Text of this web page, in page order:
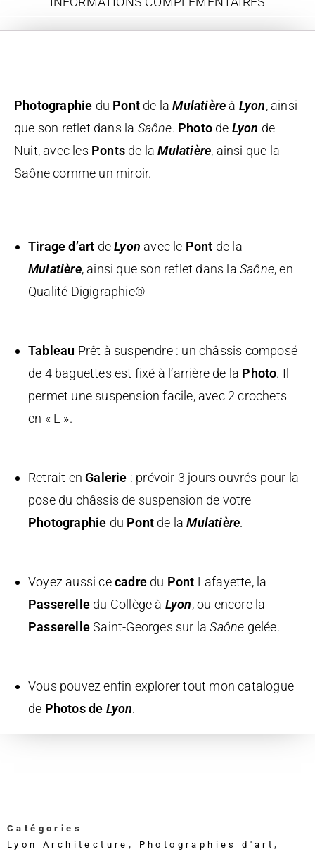
Photographie du Pont de laMulatière à Lyon, ainsi
que son reflet dans la Saône. Photo de Lyon de
Nuit, avec les Ponts de laMulatière, ainsi que la
Saône comme un miroir.
Tirage d’art deLyon avec le Pont de la
Mulatière, ainsi que son reflet dans laSaône, en
Qualité Digigraphie®
Tableau Prêt à suspendre : un châssis composé
de 4 baguettes est fixé à l’arrière de la Photo. Il
permet une suspension facile, avec 2 crochets
en « L ».
Retrait enGalerie : prévoir 3 jours ouvrés pour la
pose du châssis de suspension de votre
Photographie du Pont de laMulatière.
Voyez aussi cecadre du Pont Lafayette, la
Passerelle du Collège à Lyon, ou encore la
PasserelleSaint-Georges sur laSaône gelée.
Vous pouvez enfin explorer tout mon catalogue
de Photos de Lyon.
Catégories
Lyon Architecture , Photographies d'art,